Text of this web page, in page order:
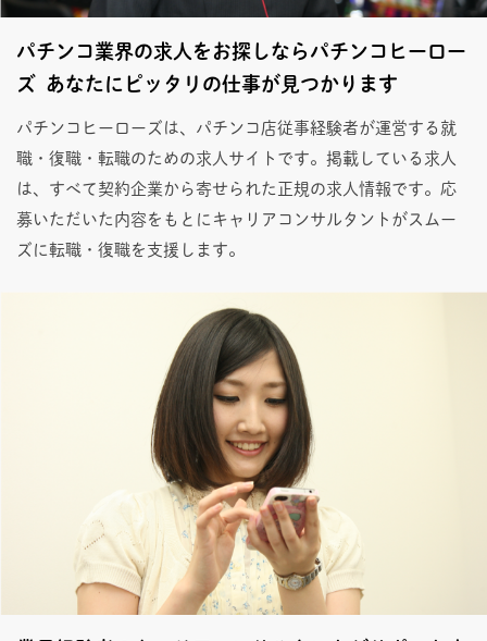
パチンコ業界の求人をお探しならパチンコヒーロー
ズ あなたにピッタリの仕事が見つかります
パチンコヒーローズは、パチンコ店従事経験者が運営する就
職・復職・転職のための求人サイトです。掲載している求人
は、すべて契約企業から寄せられた正規の求人情報です。応
募いただいた内容をもとにキャリアコンサルタントがスムー
ズに転職・復職を支援します。